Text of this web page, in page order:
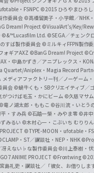
・FSNPC ©2015 ひろやまひろ
作委員会 ©高橋留美子・小学館／NHK
Dream! Project ©VisualArt's/Key/
©&™Lucasfilm Ltd. ©SEGA／チェンク
すば製作委員会 ©ミルキィFFPN製作
ォギアAXZ ©BanG Dream! Project
・中島かずき／アニプレックス・
Quartet/Aniplex・Magia Record
ディアファクトリー刊／ノーゲーム
員会 ©蝸牛くも・SBクリエイティブ／
つけば毛玉・かにビーム ©久慈マサ
©竜ノ湖太郎・ももこ ©谷川流・いとう
・すみ兵 ©石踏一榮・みやま零 ©井中
みるい ©木村心一・こぶいち むりりん
©TYPE-MOON・ufotable・
・ST／講談社・NEP・NHK
えない♭な製作委員会©川上泰樹・
ANIME PROJECT ©Frontwing
島礼吏・講談社／「彼女、お借りしま